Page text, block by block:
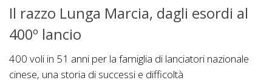
Il razzo Lunga Marcia, dagli esordi al
400º lancio
400 voli in 51 anni per la famiglia di lanciatori nazionale
cinese, una storia di successi e difficoltà